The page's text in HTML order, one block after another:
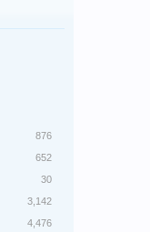
876
652
30
3,142
4,476